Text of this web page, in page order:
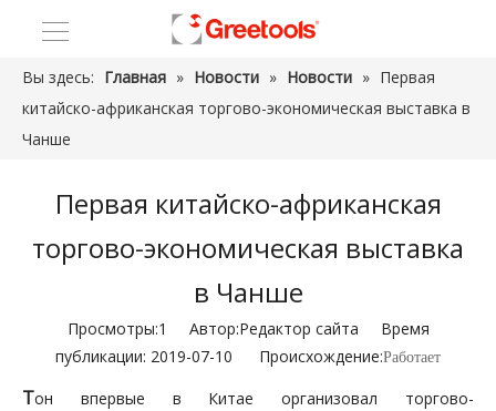
Вы здесь: Главная » Новости » Новости » Первая
китайско-африканская торгово-экономическая выставка в
Чанше
Первая китайско-африканская
торгово-экономическая выставка
в Чанше
Просмотры:1
Автор:Pедактор сайта Время
публикации: 2019-07-10 Происхождение:Работает
Tон впервые в Китае организовал торгово-